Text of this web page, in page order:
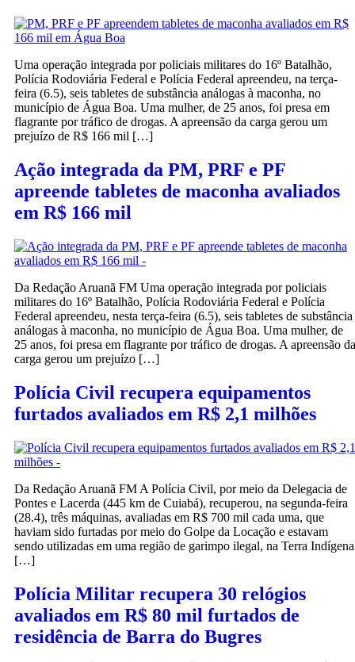
Uma operação integrada por policiais militares do 16º Batalhão,
Polícia Rodoviária Federal e Polícia Federal apreendeu, na terça-
feira (6.5), seis tabletes de substância análogas à maconha, no
município de Água Boa. Uma mulher, de 25 anos, foi presa em
flagrante por tráfico de drogas. A apreensão da carga gerou um
prejuízo de R$ 166 mil […]
Ação integrada da PM, PRF e PF
apreende tabletes de maconha avaliados
em R$ 166 mil
Da Redação Aruanã FM Uma operação integrada por policiais
militares do 16º Batalhão, Polícia Rodoviária Federal e Polícia
Federal apreendeu, nesta terça-feira (6.5), seis tabletes de substância
análogas à maconha, no município de Água Boa. Uma mulher, de
25 anos, foi presa em flagrante por tráfico de drogas. A apreensão da
carga gerou um prejuízo […]
Polícia Civil recupera equipamentos
furtados avaliados em R$ 2,1 milhões
Da Redação Aruanã FM A Polícia Civil, por meio da Delegacia de
Pontes e Lacerda (445 km de Cuiabá), recuperou, na segunda-feira
(28.4), três máquinas, avaliadas em R$ 700 mil cada uma, que
haviam sido furtadas por meio do Golpe da Locação e estavam
sendo utilizadas em uma região de garimpo ilegal, na Terra Indígena
[…]
Polícia Militar recupera 30 relógios
avaliados em R$ 80 mil furtados de
residência de Barra do Bugres